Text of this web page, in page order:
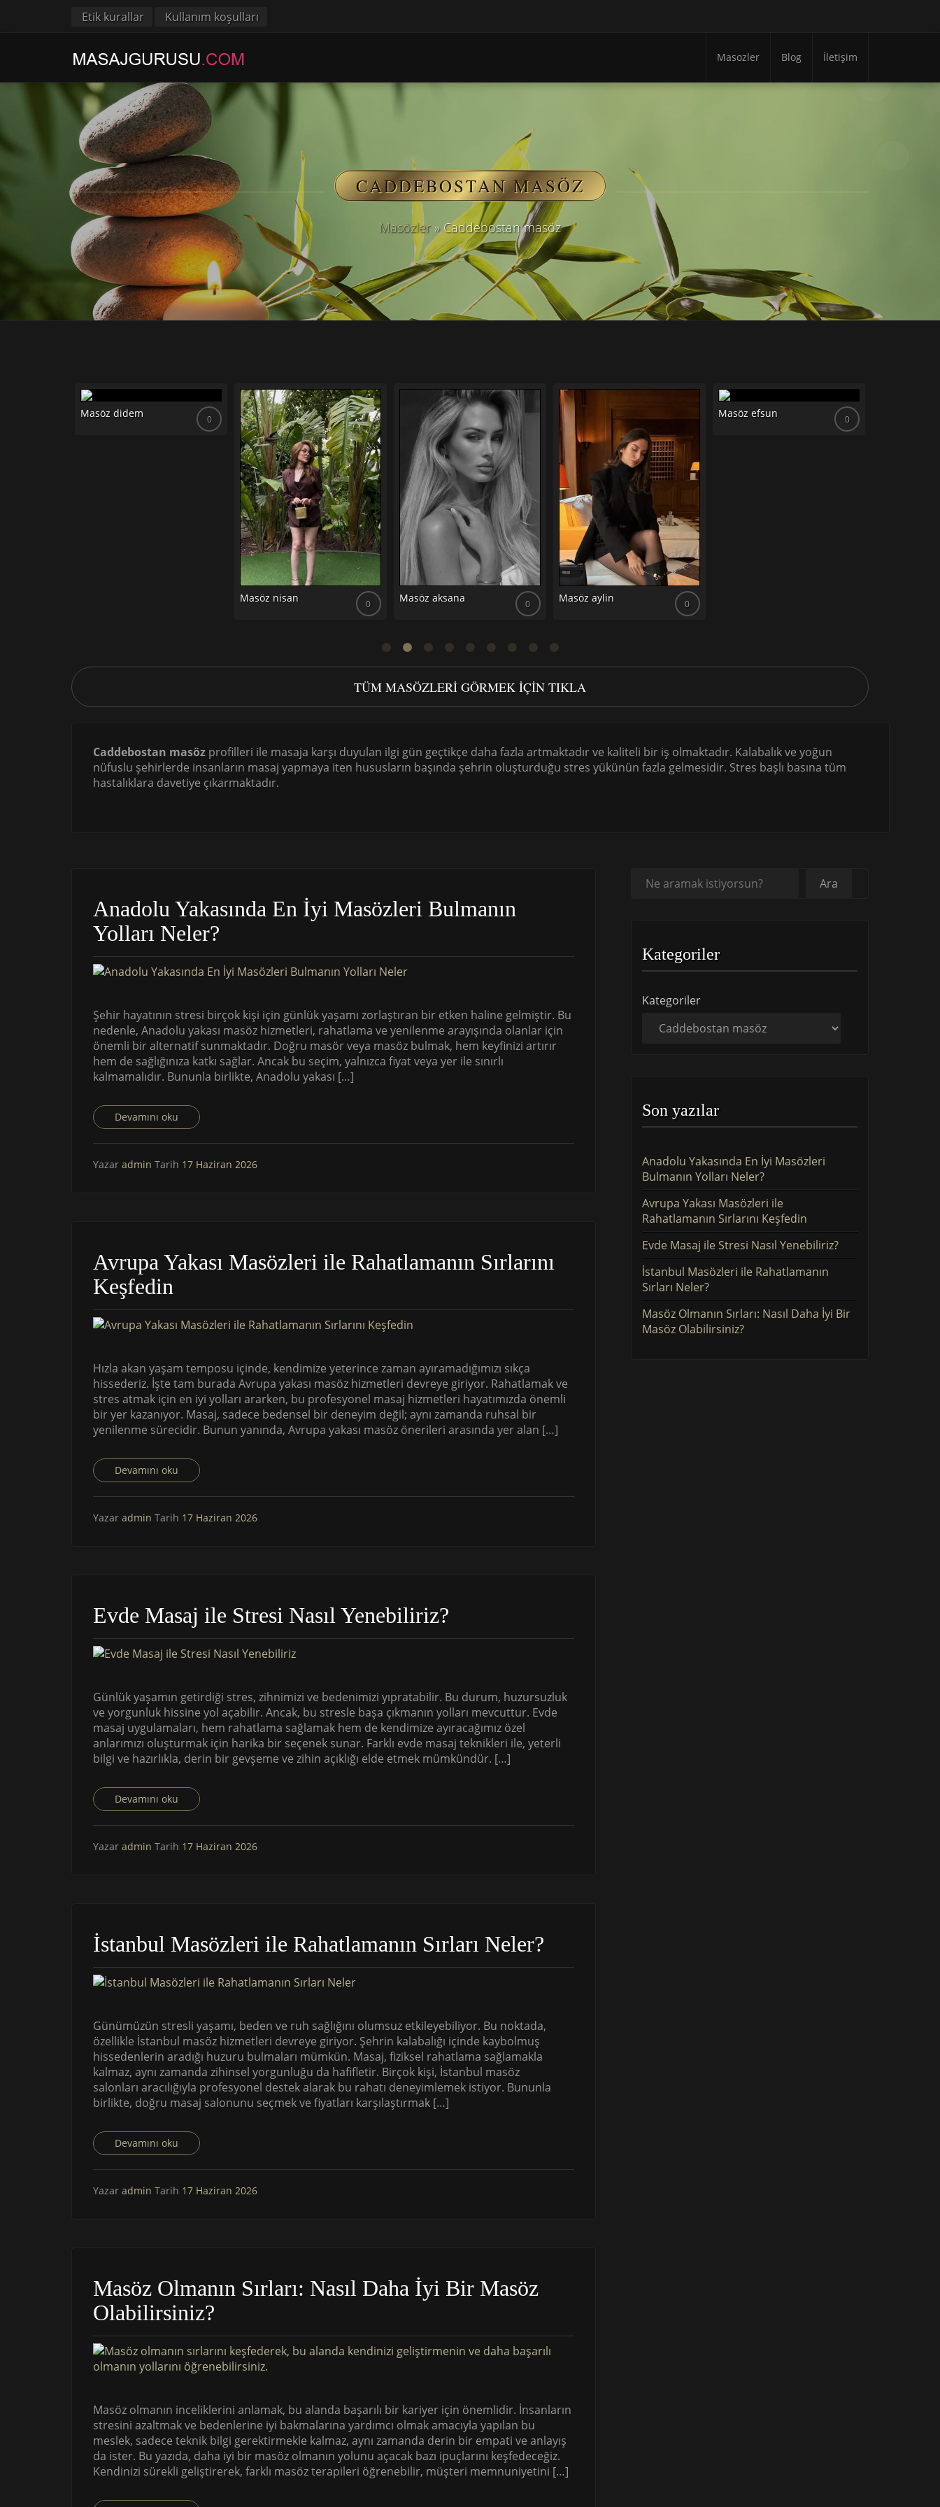
Etik kurallar Kullanım koşulları
Masozler Blog İletişim
CADDEBOSTAN MASÖZ
Masözler»Caddebostan masöz
Masöz didem 0
Masöz nisan 0 Masöz aksana 0 Masöz aylin 0
Masöz efsun 0
TÜM MASÖZLERI GÖRMEK IÇIN TIKLA
Caddebostan masöz profilleri ile masaja karşı duyulan ilgi gün geçtikçe daha fazla artmaktadır ve kaliteli bir iş olmaktadır. Kalabalık ve yoğun
nüfuslu şehirlerde insanların masaj yapmaya iten hususların başında şehrin oluşturduğu stres yükünün fazla gelmesidir. Stres başlı basına tüm
hastalıklara davetiye çıkarmaktadır.
Anadolu Yakasında En İyi Masözleri Bulmanın
Yolları Neler?
Şehir hayatının stresi birçok kişi için günlük yaşamı zorlaştıran bir etken haline gelmiştir. Bu
nedenle, Anadolu yakası masöz hizmetleri, rahatlama ve yenilenme arayışında olanlar için
önemli bir alternatif sunmaktadır. Doğru masör veya masöz bulmak, hem keyfinizi artırır
hem de sağlığınıza katkı sağlar. Ancak bu seçim, yalnızca fiyat veya yer ile sınırlı
kalmamalıdır. Bununla birlikte, Anadolu yakası […]
Devamını oku
Yazar admin Tarih 17 Haziran 2026
Avrupa Yakası Masözleri ile Rahatlamanın Sırlarını
Keşfedin
Hızla akan yaşam temposu içinde, kendimize yeterince zaman ayıramadığımızı sıkça
hissederiz. İşte tam burada Avrupa yakası masöz hizmetleri devreye giriyor. Rahatlamak ve
stres atmak için en iyi yolları ararken, bu profesyonel masaj hizmetleri hayatımızda önemli
bir yer kazanıyor. Masaj, sadece bedensel bir deneyim değil; aynı zamanda ruhsal bir
yenilenme sürecidir. Bunun yanında, Avrupa yakası masöz önerileri arasında yer alan […]
Devamını oku
Yazar admin Tarih 17 Haziran 2026
Evde Masaj ile Stresi Nasıl Yenebiliriz?
Günlük yaşamın getirdiği stres, zihnimizi ve bedenimizi yıpratabilir. Bu durum, huzursuzluk
ve yorgunluk hissine yol açabilir. Ancak, bu stresle başa çıkmanın yolları mevcuttur. Evde
masaj uygulamaları, hem rahatlama sağlamak hem de kendimize ayıracağımız özel
anlarımızı oluşturmak için harika bir seçenek sunar. Farklı evde masaj teknikleri ile, yeterli
bilgi ve hazırlıkla, derin bir gevşeme ve zihin açıklığı elde etmek mümkündür. […]
Devamını oku
Yazar admin Tarih 17 Haziran 2026
İstanbul Masözleri ile Rahatlamanın Sırları Neler?
Günümüzün stresli yaşamı, beden ve ruh sağlığını olumsuz etkileyebiliyor. Bu noktada,
özellikle İstanbul masöz hizmetleri devreye giriyor. Şehrin kalabalığı içinde kaybolmuş
hissedenlerin aradığı huzuru bulmaları mümkün. Masaj, fiziksel rahatlama sağlamakla
kalmaz, aynı zamanda zihinsel yorgunluğu da hafifletir. Birçok kişi, İstanbul masöz
salonları aracılığıyla profesyonel destek alarak bu rahatı deneyimlemek istiyor. Bununla
birlikte, doğru masaj salonunu seçmek ve fiyatları karşılaştırmak […]
Devamını oku
Yazar admin Tarih 17 Haziran 2026
Masöz Olmanın Sırları: Nasıl Daha İyi Bir Masöz
Olabilirsiniz?
Masöz olmanın inceliklerini anlamak, bu alanda başarılı bir kariyer için önemlidir. İnsanların
stresini azaltmak ve bedenlerine iyi bakmalarına yardımcı olmak amacıyla yapılan bu
meslek, sadece teknik bilgi gerektirmekle kalmaz, aynı zamanda derin bir empati ve anlayış
da ister. Bu yazıda, daha iyi bir masöz olmanın yolunu açacak bazı ipuçlarını keşfedeceğiz.
Kendinizi sürekli geliştirerek, farklı masöz terapileri öğrenebilir, müşteri memnuniyetini […]
Ara Ara
Kategoriler
Kategoriler
Son yazılar
Anadolu Yakasında En İyi Masözleri
Bulmanın Yolları Neler?
Avrupa Yakası Masözleri ile
Rahatlamanın Sırlarını Keşfedin
Evde Masaj ile Stresi Nasıl Yenebiliriz?
İstanbul Masözleri ile Rahatlamanın
Sırları Neler?
Masöz Olmanın Sırları: Nasıl Daha İyi Bir
Masöz Olabilirsiniz?